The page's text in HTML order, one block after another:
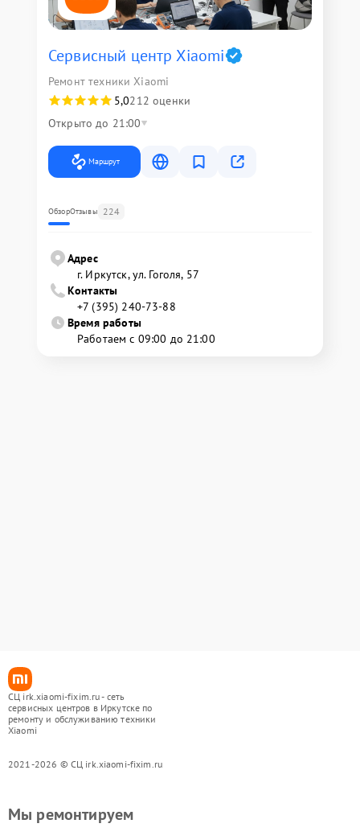
Сервисный центр Xiaomi
Ремонт техники Xiaomi
5,0212 оценки
Открыто до 21:00
Маршрут
ОбзорОтзывы 224
Адрес
г. Иркутск, ул. ​Гоголя, 57
Контакты
+7 (395) 240-73-88
Время работы
Работаем с 09:00 до 21:00
СЦ irk.xiaomi-fixim.ru - сеть
сервисных центров в Иркутске по
ремонту и обслуживанию техники
Xiaomi
2021-2026 © СЦ irk.xiaomi-fixim.ru
Мы ремонтируем